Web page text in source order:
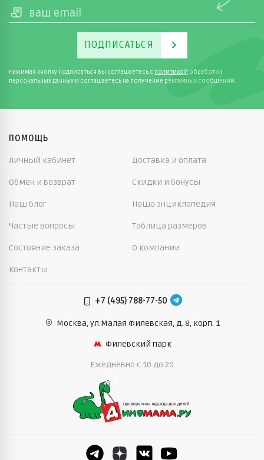
ПОДПИСАТЬСЯ
Нажимая кнопку Подписаться вы соглашаетесь с политикой обработки
персональных данных и соглашаетесь на получение рекламных сообщений.
ПОМОЩЬ
Личный кабинет Доставка и оплата
Обмен и возврат Скидки и бонусы
Наш блог Наша энциклопедия
Частые вопросы Таблица размеров
Состояние заказа О компании
Контакты
+7 (495) 788-77-50
Москва, ул.Малая Филевская, д. 8, корп. 1
Филевский парк
Ежедневно c 10 до 20